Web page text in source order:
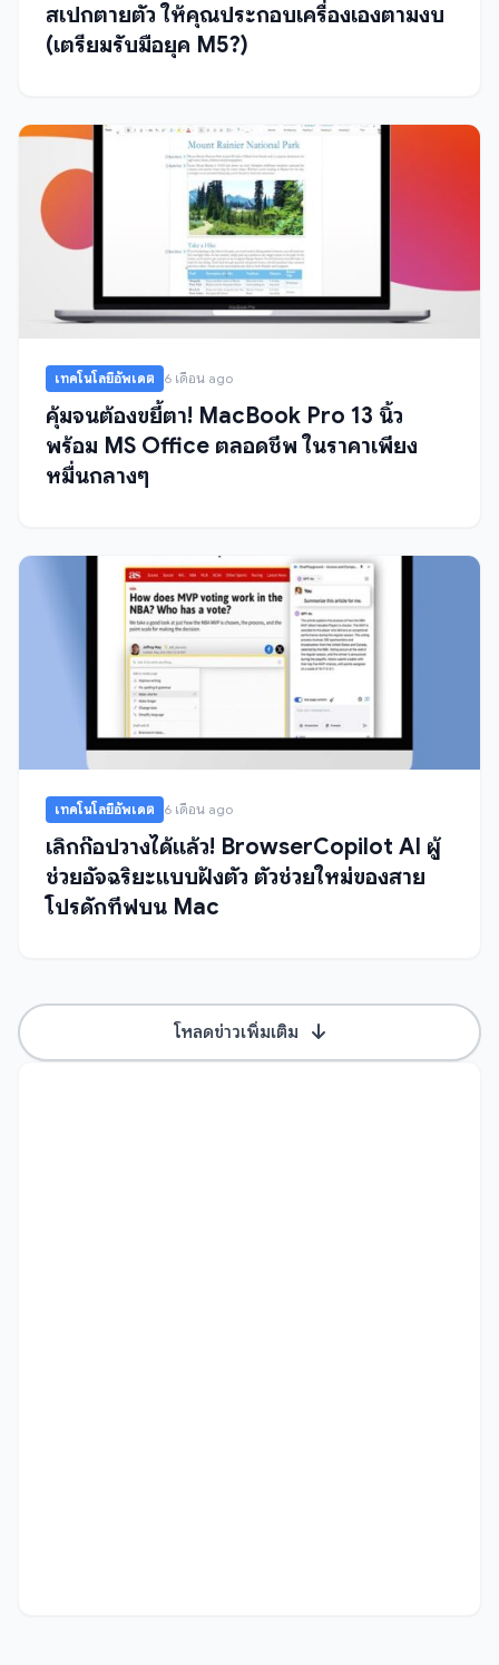
สเปกตายตัว ให้คุณประกอบเครื่องเองตามงบ
(เตรียมรับมือยุค M5?)
เทคโนโลยีอัพเดต 6 เดือน ago
คุ้มจนต้องขยี้ตา! MacBook Pro 13 นิ้ว
พร้อม MS Office ตลอดชีพ ในราคาเพียง
หมื่นกลางๆ
เทคโนโลยีอัพเดต 6 เดือน ago
เลิกก๊อปวางได้แล้ว! BrowserCopilot AI ผู้
ช่วยอัจฉริยะแบบฝังตัว ตัวช่วยใหม่ของสาย
โปรดักทีฟบน Mac
โหลดข่าวเพิ่มเติม